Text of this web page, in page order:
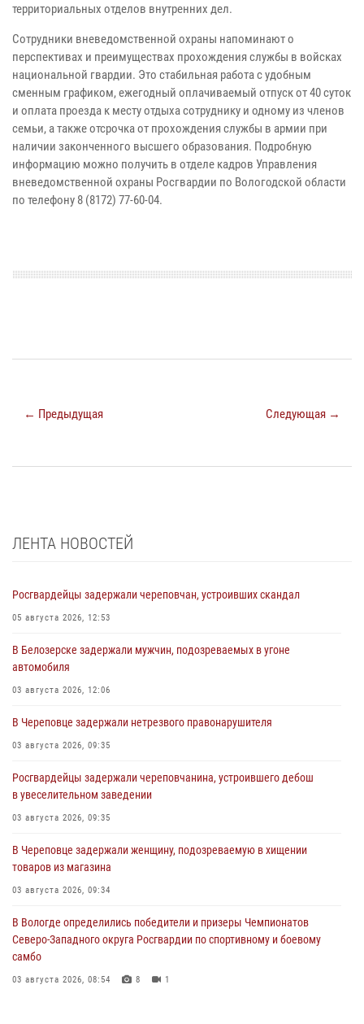
территориальных отделов внутренних дел.
Сотрудники вневедомственной охраны напоминают о
перспективах и преимуществах прохождения службы в войсках
национальной гвардии. Это стабильная работа с удобным
сменным графиком, ежегодный оплачиваемый отпуск от 40 суток
и оплата проезда к месту отдыха сотруднику и одному из членов
семьи, а также отсрочка от прохождения службы в армии при
наличии законченного высшего образования. Подробную
информацию можно получить в отделе кадров Управления
вневедомственной охраны Росгвардии по Вологодской области
по телефону 8 (8172) 77-60-04.
← Предыдущая Следующая →
ЛЕНТА НОВОСТЕЙ
Росгвардейцы задержали череповчан, устроивших скандал
05 августа 2026, 12:53
В Белозерске задержали мужчин, подозреваемых в угоне
автомобиля
03 августа 2026, 12:06
В Череповце задержали нетрезвого правонарушителя
03 августа 2026, 09:35
Росгвардейцы задержали череповчанина, устроившего дебош
в увеселительном заведении
03 августа 2026, 09:35
В Череповце задержали женщину, подозреваемую в хищении
товаров из магазина
03 августа 2026, 09:34
В Вологде определились победители и призеры Чемпионатов
Северо-Западного округа Росгвардии по спортивному и боевому
самбо
03 августа 2026, 08:54 8 1